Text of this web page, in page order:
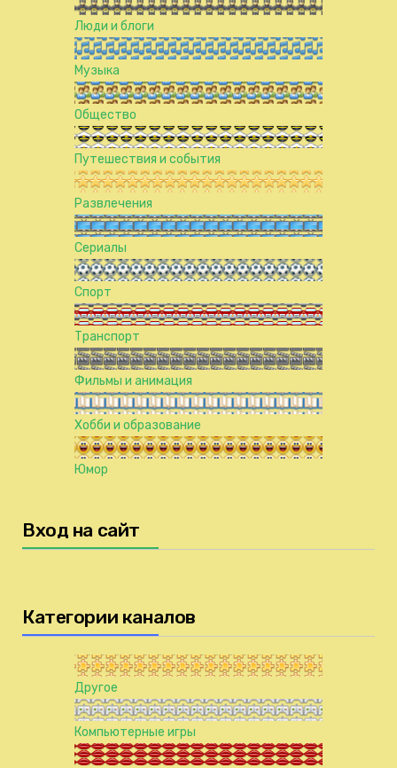
Люди и блоги
Музыка
Общество
Путешествия и события
Развлечения
Сериалы
Спорт
Транспорт
Фильмы и анимация
Хобби и образование
Юмор
Вход на сайт
Категории каналов
Другое
Компьютерные игры